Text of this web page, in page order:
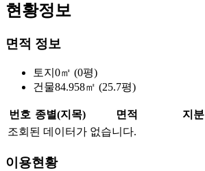
현황정보
면적 정보
토지 0㎡ (0평)
건물84.958㎡ (25.7평)
번호 종별(지목) 면적 지분
조회된 데이터가 없습니다.
이용현황